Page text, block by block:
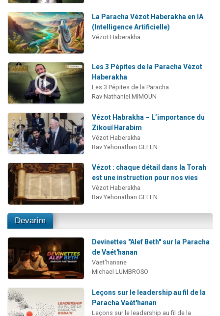
La Paracha Vézot Haberakha en IA
(Intelligence Artificielle)
Vézot Haberakha
Les 3 Pépites de la Paracha Vézot
Haberakha
Les 3 Pépites de la Paracha
Rav Nathaniel MIMOUN
Vézot Habrakha – L’importance du
Zikouï Harabim
Vézot Haberakha
Rav Yehonathan GEFEN
Vézot : chaque détail dans la Torah
est une instruction pour nos vies
Vézot Haberakha
Rav Yehonathan GEFEN
Devarim
Devinettes "Alef Beth" sur la Paracha
de Vaét'hanan
Vaet'hanane
Michael LUMBROSO
Leçons sur le leadership au fil de la
Paracha Vaét'hanan
Leçons sur le leadership au fil de la